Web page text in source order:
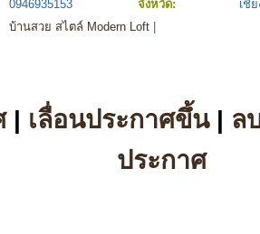
0946935153 จังหวัด:
เชี
บ้านสวย สไตล์ Modern Loft
| เลื่อนประกาศขึ้น| ล
ประกาศ